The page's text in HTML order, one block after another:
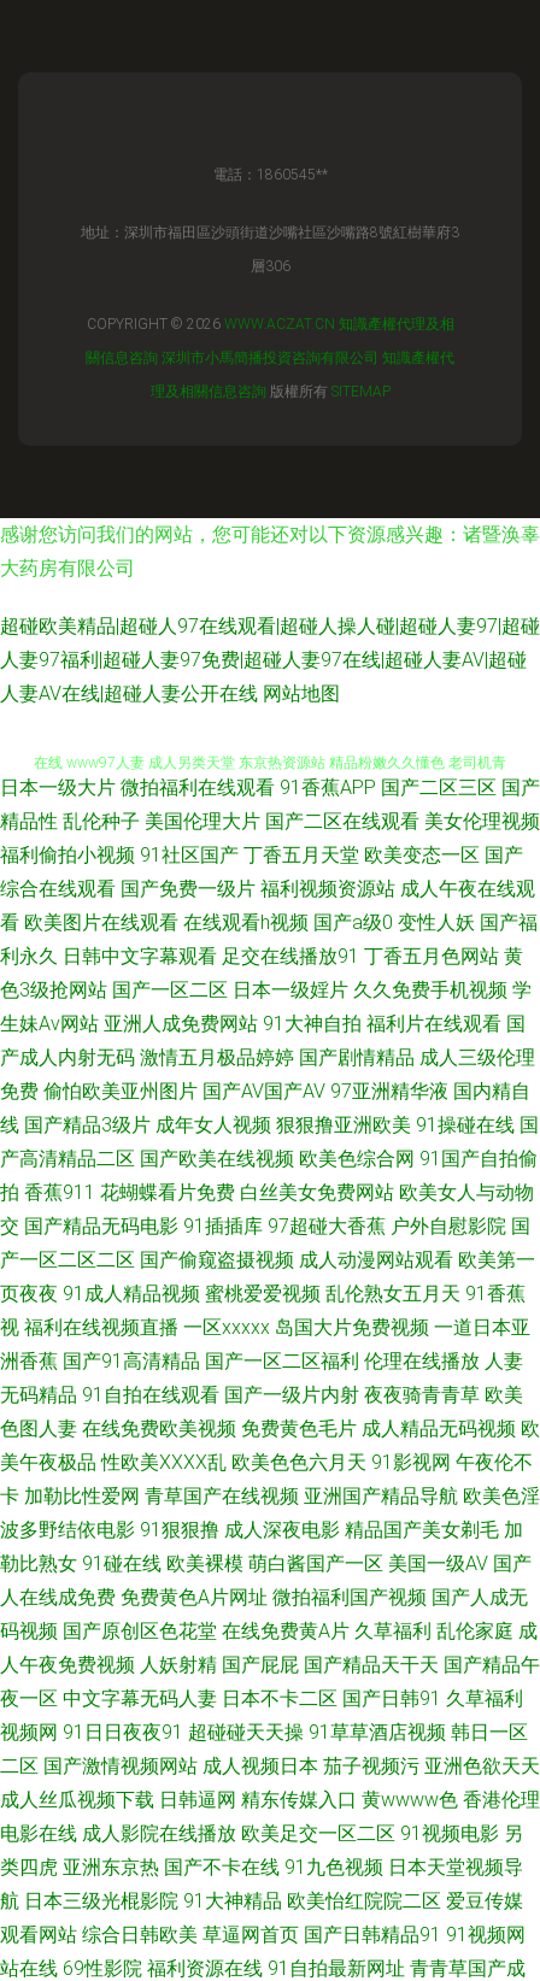
電話：1860545**
地址：深圳市福田區沙頭街道沙嘴社區沙嘴路8號紅樹華府3
層306
COPYRIGHT © 2026 WWW.ACZAT.CN 知識產權代理及相
關信息咨詢 深圳市小馬簡播投資咨詢有限公司 知識產權代
理及相關信息咨詢 版權所有 SITEMAP
感谢您访问我们的网站，您可能还对以下资源感兴趣：诸暨涣辜
大药房有限公司
超碰欧美精品|超碰人97在线观看|超碰人操人碰|超碰人妻97|超碰
人妻97福利|超碰人妻97免费|超碰人妻97在线|超碰人妻AV|超碰
人妻AV在线|超碰人妻公开在线 网站地图
国产午夜伊人精品 91高清无码电影 久久草热婷首页 91论坛在线 97色色超碰
娱乐 欧美色色自拍 三级论理另类 91超碰青娱乐 AV操逼电影 国产97福利导
航 免费观看91看片 无码成人影音先锋 91社区免费视频 91在线网址 www一
区 东京熟无码TV 国产人妖ts伪娘 久久午夜国产精 欧美国产开 日本韩国不卡
亚洲操逼艺术 影音先锋丝袜诱惑 91下载入口桃色 变态另类资源 超碰人人超
产精品片 精品国产a 免费三级网 欧洲人妖内射 深夜黄色A片 亚洲不卡一二三
91熟女视频口 www夜夜 大香蕉伊人 国产站二区 激情欧美偷拍网 欧美成人
免费专区 欧美日韩H片 丝袜美脚五月天 日韩一a 宅福利导航 玖玖第一页 欧
洲自拍123区 男人天堂a片 天天操B视频 51国产视频 91偷拍字幕视频 97人
色影院 日韩精品四区 AV操艹久艹 超碰日韩伪娘精品 国产午夜在线观看 免费
看黄的网址 日本在线不卡一区 婷婷涩丁香 午夜色先锋 做爱丝足网 国产久久
综合 美女变态网站 欧美网站 日韩第九页 天天射一射 午夜福利91av 91tv视
频 91蜜臀久久 AV变态影音 www含蓄草 成人性交 国产a成人 黄色免费链接
狼友基地91 欧美韩性生在线看 日本人人操 日韩中文字幕豆花 午夜福利局 自
慰视频在线观看 91少妇黑丝 AV免费网站永久 久久国产 欧美色老精品 天美传
媒A片 午夜人成 综合色图欧美 97国产资源 超碰香蕉福利 韩国亚洲色 久久不
插福利精品 欧美小性爱 天天操夜夜撸 亚洲东方AV 91福利所 www99操 成人
观看 午夜性爱剧场 91免费热播视频 wwwAV串色 东方AV在线播放 极品人人
日本一级大片 微拍福利在线观看 91香蕉APP 国产二区三区 国产
精品性 乱伦种子 美国伦理大片 国产二区在线观看 美女伦理视频
福利偷拍小视频 91社区国产 丁香五月天堂 欧美变态一区 国产
综合在线观看 国产免费一级片 福利视频资源站 成人午夜在线观
看 欧美图片在线观看 在线观看h视频 国产a级0 变性人妖 国产福
利永久 日韩中文字幕观看 足交在线播放91 丁香五月色网站 黄
色3级抢网站 国产一区二区 日本一级婬片 久久免费手机视频 学
生妹Av网站 亚洲人成免费网站 91大神自拍 福利片在线观看 国
产成人内射无码 激情五月极品婷婷 国产剧情精品 成人三级伦理
免费 偷怕欧美亚州图片 国产AV国产AV 97亚洲精华液 国内精自
线 国产精品3级片 成年女人视频 狠狠撸亚洲欧美 91操碰在线 国
产高清精品二区 国产欧美在线视频 欧美色综合网 91国产自拍偷
拍 香蕉911 花蝴蝶看片免费 白丝美女免费网站 欧美女人与动物
交 国产精品无码电影 91插插库 97超碰大香蕉 户外自慰影院 国
产一区二区二区 国产偷窥盗摄视频 成人动漫网站观看 欧美第一
页夜夜 91成人精品视频 蜜桃爱爱视频 乱伦熟女五月天 91香蕉
视 福利在线视频直播 一区xxxxx 岛国大片免费视频 一道日本亚
洲香蕉 国产91高清精品 国产一区二区福利 伦理在线播放 人妻
无码精品 91自拍在线观看 国产一级片内射 夜夜骑青青草 欧美
色图人妻 在线免费欧美视频 免费黄色毛片 成人精品无码视频 欧
美午夜极品 性欧美ⅩⅩⅩⅩ乱 欧美色色六月天 91影视网 午夜伦不
卡 加勒比性爱网 青草国产在线视频 亚洲国产精品导航 欧美色淫
波多野结依电影 91狠狠撸 成人深夜电影 精品国产美女剃毛 加
勒比熟女 91碰在线 欧美裸模 萌白酱国产一区 美国一级AV 国产
人在线成免费 免费黄色A片网址 微拍福利国产视频 国产人成无
码视频 国产原创区色花堂 在线免费黄A片 久草福利 乱伦家庭 成
人午夜免费视频 人妖射精 国产屁屁 国产精品天干天 国产精品午
夜一区 中文字幕无码人妻 日本不卡二区 国产日韩91 久草福利
视频网 91日日夜夜91 超碰碰天天操 91草草酒店视频 韩日一区
二区 国产激情视频网站 成人视频日本 茄子视频污 亚洲色欲天天
成人丝瓜视频下载 日韩逼网 精东传媒入口 黄wwww色 香港伦理
电影在线 成人影院在线播放 欧美足交一区二区 91视频电影 另
类四虎 亚洲东京热 国产不卡在线 91九色视频 日本天堂视频导
航 日本三级光棍影院 91大神精品 欧美怡红院院二区 爱豆传媒
观看网站 综合日韩欧美 草逼网首页 国产日韩精品91 91视频网
站在线 69性影院 福利资源在线 91自拍最新网址 青青草国产成